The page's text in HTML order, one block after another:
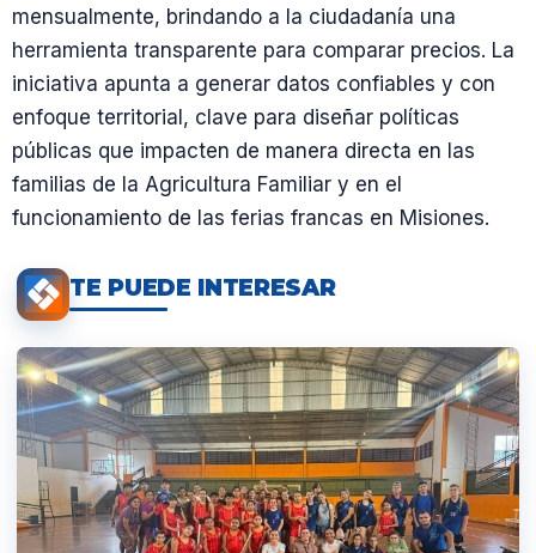
mensualmente, brindando a la ciudadanía una
herramienta transparente para comparar precios. La
iniciativa apunta a generar datos confiables y con
enfoque territorial, clave para diseñar políticas
públicas que impacten de manera directa en las
familias de la Agricultura Familiar y en el
funcionamiento de las ferias francas en Misiones.
TE PUEDE INTERESAR